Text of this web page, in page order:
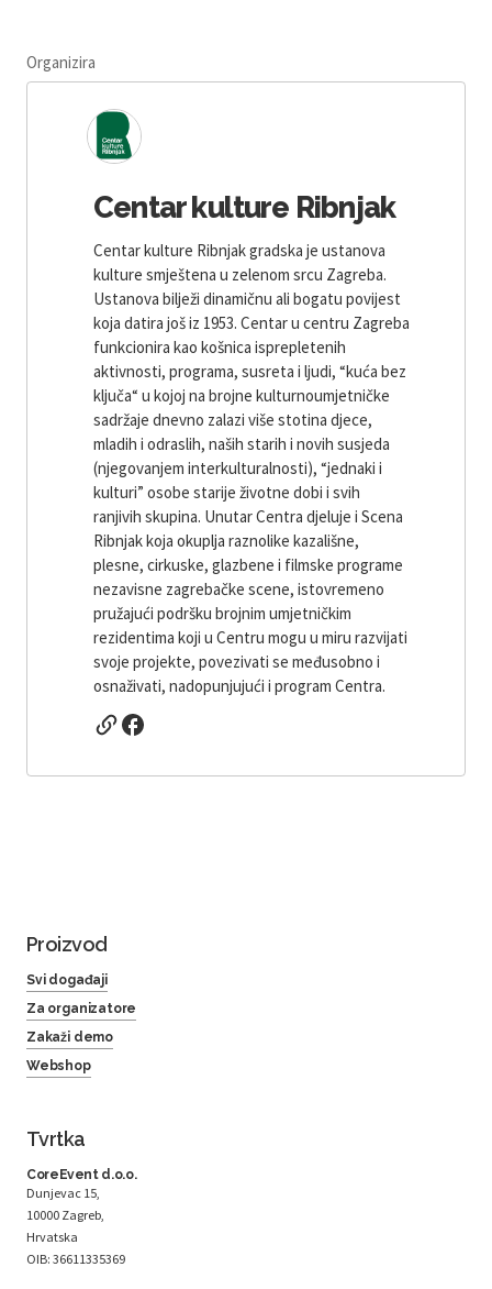
Organizira
Centar kulture Ribnjak
Centar kulture Ribnjak gradska je ustanova
kulture smještena u zelenom srcu Zagreba.
Ustanova bilježi dinamičnu ali bogatu povijest
koja datira još iz 1953. Centar u centru Zagreba
funkcionira kao košnica isprepletenih
aktivnosti, programa, susreta i ljudi, “kuća bez
ključa“ u kojoj na brojne kulturnoumjetničke
sadržaje dnevno zalazi više stotina djece,
mladih i odraslih, naših starih i novih susjeda
(njegovanjem interkulturalnosti), “jednaki i
kulturi” osobe starije životne dobi i svih
ranjivih skupina. Unutar Centra djeluje i Scena
Ribnjak koja okuplja raznolike kazališne,
plesne, cirkuske, glazbene i filmske programe
nezavisne zagrebačke scene, istovremeno
pružajući podršku brojnim umjetničkim
rezidentima koji u Centru mogu u miru razvijati
svoje projekte, povezivati ​​se međusobno i
osnaživati, nadopunjujući i program Centra.
Proizvod
Svi događaji
Za organizatore
Zakaži demo
Webshop
Tvrtka
CoreEvent d.o.o.
Dunjevac 15,
10000 Zagreb,
Hrvatska
OIB: 36611335369